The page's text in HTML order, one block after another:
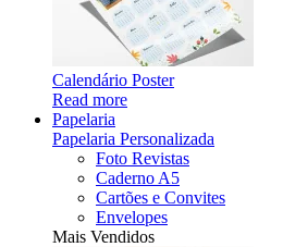
Calendário Poster
Read more
Papelaria
Papelaria Personalizada
Foto Revistas
Caderno A5
Cartões e Convites
Envelopes
Mais Vendidos